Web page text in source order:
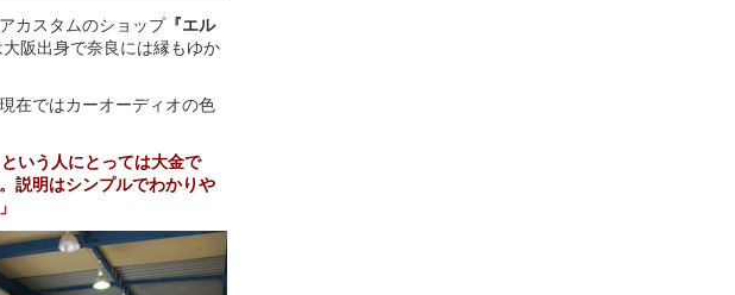
カスタムのショップ『エル
阪出身で奈良には縁もゆか
在ではカーオーディオの色
いう人にとっては大金で
説明はシンプルでわかりや